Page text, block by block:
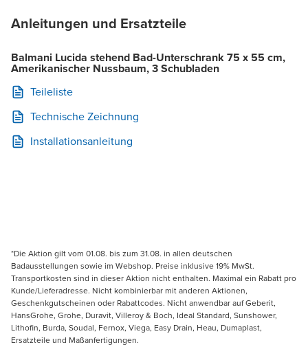
Anleitungen und Ersatzteile
Balmani Lucida stehend Bad-Unterschrank 75 x 55 cm,
Amerikanischer Nussbaum, 3 Schubladen
Teileliste
Technische Zeichnung
Installationsanleitung
*Die Aktion gilt vom 01.08. bis zum 31.08. in allen deutschen
Badausstellungen sowie im Webshop. Preise inklusive 19% MwSt.
Transportkosten sind in dieser Aktion nicht enthalten. Maximal ein Rabatt pro
Kunde/Lieferadresse. Nicht kombinierbar mit anderen Aktionen,
Geschenkgutscheinen oder Rabattcodes. Nicht anwendbar auf Geberit,
HansGrohe, Grohe, Duravit, Villeroy & Boch, Ideal Standard, Sunshower,
Lithofin, Burda, Soudal, Fernox, Viega, Easy Drain, Heau, Dumaplast,
Ersatzteile und Maßanfertigungen.